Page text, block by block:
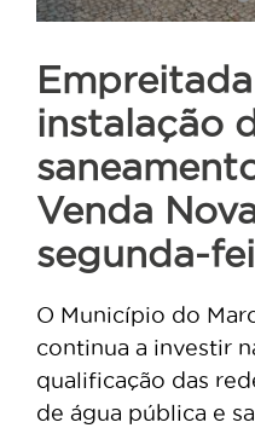
instalação
Venda
segunda-
O Município do
continua a investir
qualificação das
de água pública e